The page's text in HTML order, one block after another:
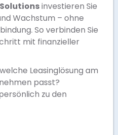
Solutionsinvestieren Sie
Wachstum – ohne
So verbinden Sie
mit finanzieller
Leasinglösung am
passt?
zu den